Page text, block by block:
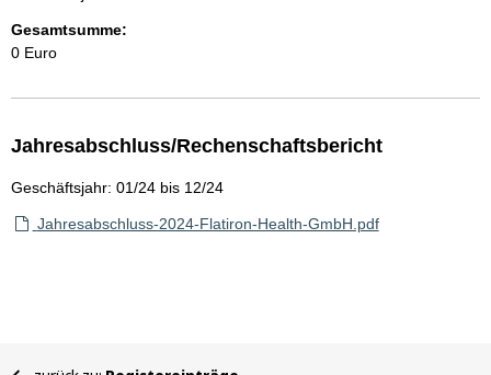
Gesamtsumme:
0 Euro
Jahresabschluss/Rechenschaftsbericht
Geschäftsjahr: 01/24 bis 12/24
Jahresabschluss-2024-Flatiron-Health-GmbH.pdf